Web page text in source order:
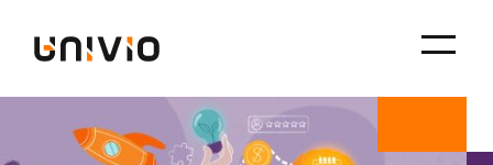
content